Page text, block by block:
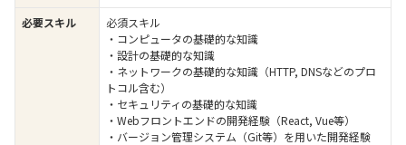
必要スキル
必須スキル
・コンピュータの基礎的な知識
・設計の基礎的な知識
・ネットワークの基礎的な知識（HTTP, DNSなどのプロ
トコル含む）
・セキュリティの基礎的な知識
・Webフロントエンドの開発経験（React, Vue等）
・バージョン管理システム（Git等）を用いた開発経験